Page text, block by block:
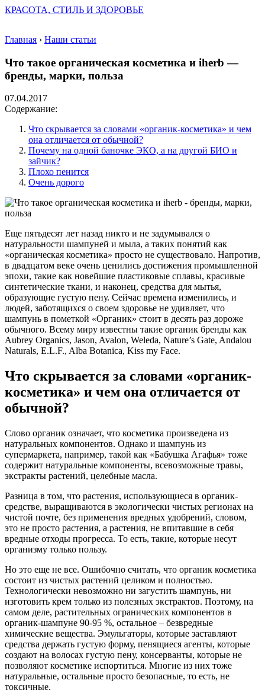
КРАСОТА, СТИЛЬ И ЗДОРОВЬЕ
Главная › Наши статьи
Что такое органическая косметика и iherb —
бренды, марки, польза
07.04.2017
Содержание:
Что скрывается за словами «органик-косметика» и чем
она отличается от обычной?
Почему на одной баночке ЭКО, а на другой БИО и
зайчик?
Плохо пенится
Очень дорого
Еще пятьдесят лет назад никто и не задумывался о
натуральности шампуней и мыла, а таких понятий как
«органическая косметика» просто не существовало. Напротив,
в двадцатом веке очень ценились достижения промышленной
эпохи, такие как новейшие пластиковые сплавы, красивые
синтетические ткани, и наконец, средства для мытья,
образующие густую пену. Сейчас времена изменились, и
людей, заботящихся о своем здоровье не удивляет, что
шампунь в пометкой «Органик» стоит в десять раз дороже
обычного. Всему миру известны такие органик бренды как
Aubrey Organics, Jason, Avalon, Weleda, Nature’s Gate, Andalou
Naturals, E.L.F., Alba Botanica, Kiss my Face.
Что скрывается за словами «органик-
косметика» и чем она отличается от
обычной?
Слово органик означает, что косметика произведена из
натуральных компонентов. Однако и шампунь из
супермаркета, например, такой как «Бабушка Агафья» тоже
содержит натуральные компоненты, всевозможные травы,
экстракты растений, целебные масла.
Разница в том, что растения, использующиеся в органик-
средстве, выращиваются в экологически чистых регионах на
чистой почте, без применения вредных удобрений, словом,
это не просто растения, а растения, не впитавшие в себя
вредные отходы прогресса. То есть, такие, которые несут
организму только пользу.
Но это еще не все. Ошибочно считать, что органик косметика
состоит из чистых растений целиком и полностью.
Технологически невозможно ни загустить шампунь, ни
изготовить крем только из полезных экстрактов. Поэтому, на
самом деле, растительных огранических компонентов в
органик-шампуне 90-95 %, остальное – безвредные
химические вещества. Эмульгаторы, которые заставляют
средства держать густую форму, пенящиеся агенты, которые
создают на волосах густую пену, консерванты, которые не
позволяют косметике испортиться. Многие из них тоже
натуральные, остальные просто безопасные, то есть, не
токсичные.